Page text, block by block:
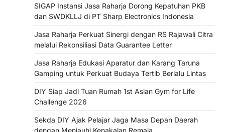
SIGAP Instansi Jasa Raharja Dorong Kepatuhan PKB
dan SWDKLLJ di PT Sharp Electronics Indonesia
Jasa Raharja Perkuat Sinergi dengan RS Rajawali Citra
melalui Rekonsiliasi Data Guarantee Letter
Jasa Raharja Edukasi Aparatur dan Karang Taruna
Gamping untuk Perkuat Budaya Tertib Berlalu Lintas
DIY Siap Jadi Tuan Rumah 1st Asian Gym for Life
Challenge 2026
Sekda DIY Ajak Pelajar Jaga Masa Depan Daerah